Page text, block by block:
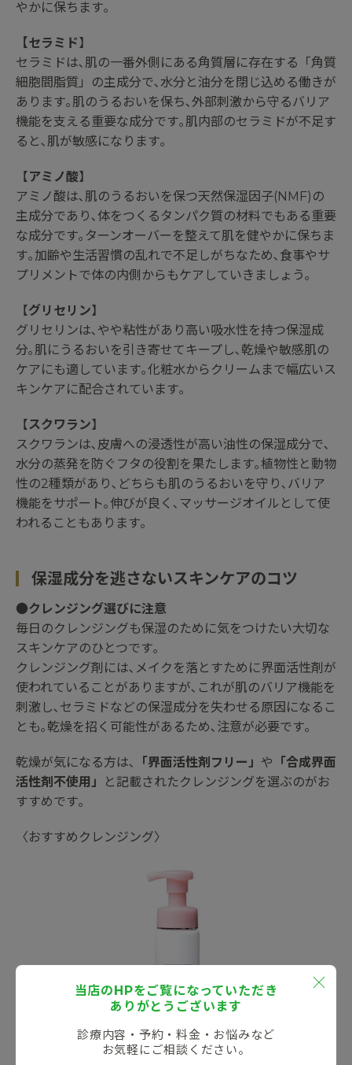
やかに保ちます｡
【セラミド】
セラミドは､肌の一番外側にある角質層に存在する「角質
細胞間脂質」の主成分で､水分と油分を閉じ込める働きが
あります｡肌のうるおいを保ち､外部刺激から守るバリア
機能を支える重要な成分です｡肌内部のセラミドが不足す
ると､肌が敏感になります｡
【アミノ酸】
アミノ酸は､肌のうるおいを保つ天然保湿因子(NMF)の
主成分であり､体をつくるタンパク質の材料でもある重要
な成分です｡ターンオーバーを整えて肌を健やかに保ちま
す｡加齢や生活習慣の乱れで不足しがちなため､食事やサ
プリメントで体の内側からもケアしていきましょう｡
【グリセリン】
グリセリンは､やや粘性があり高い吸水性を持つ保湿成
分｡肌にうるおいを引き寄せてキープし､乾燥や敏感肌の
ケアにも適しています｡化粧水からクリームまで幅広いス
キンケアに配合されています｡
【スクワラン】
スクワランは､皮膚への浸透性が高い油性の保湿成分で､
水分の蒸発を防ぐフタの役割を果たします｡植物性と動物
性の2種類があり､どちらも肌のうるおいを守り､バリア
機能をサポート｡伸びが良く､マッサージオイルとして使
われることもあります｡
保湿成分を逃さないスキンケアのコツ
●クレンジング選びに注意
毎日のクレンジングも保湿のために気をつけたい大切な
スキンケアのひとつです｡
クレンジング剤には､メイクを落とすために界面活性剤が
使われていることがありますが､これが肌のバリア機能を
刺激し､セラミドなどの保湿成分を失わせる原因になるこ
とも｡乾燥を招く可能性があるため､注意が必要です｡
乾燥が気になる方は､ 「界面活性剤フリー」 や
「合成界面
活性剤不使用」
と記載されたクレンジングを選ぶのがお
すすめです｡
〈おすすめクレンジング〉
当店のHPをご覧になっていただき
ありがとうございます
診療内容・予約・料金・お悩みなど
お気軽にご相談ください。